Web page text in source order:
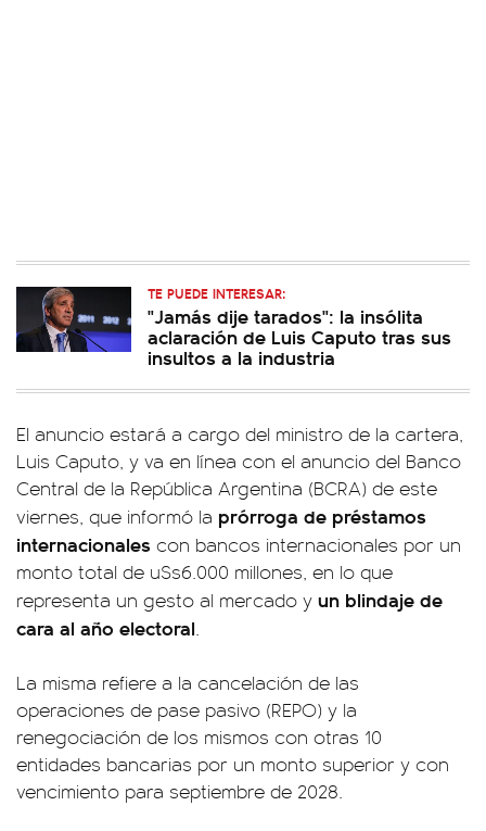
TE PUEDE INTERESAR:
"Jamás dije tarados": la insólita
aclaración de Luis Caputo tras sus
insultos a la industria
El anuncio estará a cargo del ministro de la cartera,
Luis Caputo, y va en línea con el anuncio del Banco
Central de la República Argentina (BCRA) de este
viernes, que informó la prórroga de préstamos
internacionales con bancos internacionales por un
monto total de u$s6.000 millones, en lo que
representa un gesto al mercado y un blindaje de
cara al año electoral.
La misma refiere a la cancelación de las
operaciones de pase pasivo (REPO) y la
renegociación de los mismos con otras 10
entidades bancarias por un monto superior y con
vencimiento para septiembre de 2028.